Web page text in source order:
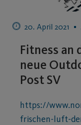
20. April 2021
Fitness an
neue
Post SV
https://
frischen-luft-